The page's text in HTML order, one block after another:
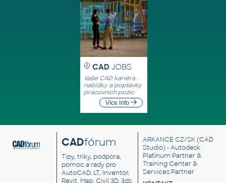
CAD JOBS
Vaše CAD kariéra -
nabídky a poptávky
pracovních pozic
Více info
CADfórum
Tipy, triky, podpora,
pomoc a rady pro
AutoCAD, LT, Inventor,
Revit, Map, Civil 3D, 3ds
ARKANCE CZ/SK(CAD
Studio) - Autodesk
Platinum Partner &
Training Center &
Services Partner